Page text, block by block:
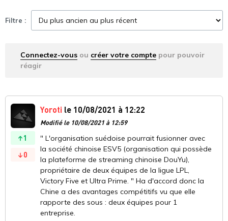
Filtre :
Connectez-vous ou créer votre compte pour pouvoir
réagir
1
0
Yoroti le 10/08/2021 à 12:22
Modifié le 10/08/2021 à 12:59
" L'organisation suédoise pourrait fusionner avec
la société chinoise ESV5 (organisation qui possède
la plateforme de streaming chinoise DouYu),
propriétaire de deux équipes de la ligue LPL,
Victory Five et Ultra Prime. " Ha d'accord donc la
Chine a des avantages compétitifs vu que elle
rapporte des sous : deux équipes pour 1
entreprise.